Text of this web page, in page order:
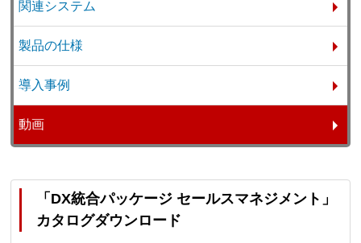
関連システム
製品の仕様
導入事例
動画
「DX統合パッケージ セールスマネジメント」
カタログダウンロード